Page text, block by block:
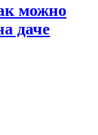
можно
даче